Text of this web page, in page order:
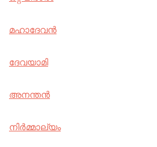
മഹാദേവൻ
ദേവയാമി
അനന്തൻ
നിർമ്മാല്യം